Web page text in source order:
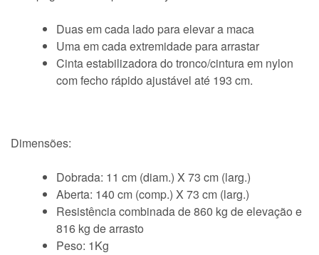
Duas em cada lado para elevar a maca
Uma em cada extremidade para arrastar
Cinta estabilizadora do tronco/cintura em nylon
com fecho rápido ajustável até 193 cm.
Dimensões:
Dobrada: 11 cm (diam.) X 73 cm (larg.)
Aberta: 140 cm (comp.) X 73 cm (larg.)
Resistência combinada de 860 kg de elevação e
816 kg de arrasto
Peso: 1Kg